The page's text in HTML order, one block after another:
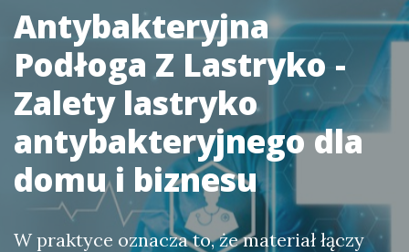
Antybakteryjna
Podłoga Z Lastryko -
Zalety lastryko
antybakteryjnego dla
domu i biznesu
W praktyce oznacza to, że materiał łączy